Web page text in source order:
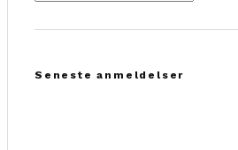
Seneste anmeldelser